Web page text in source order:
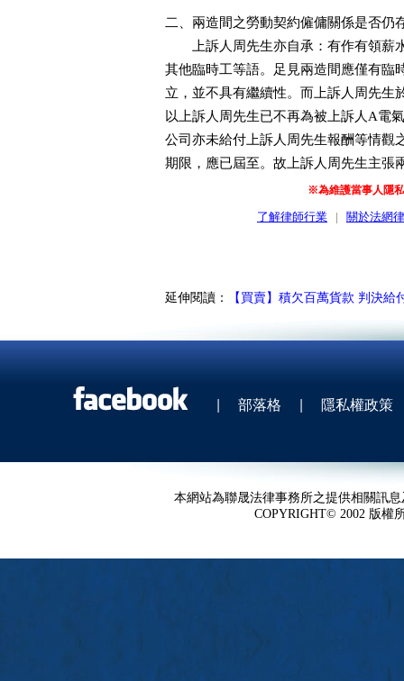
二、兩造間之勞動契約僱傭關係是否仍
上訴人周先生亦自承：有作有領薪
其他臨時工等語。足見兩造間應僅有臨
立，並不具有繼續性。而上訴人周先生
以上訴人周先生已不再為被上訴人A電
公司亦未給付上訴人周先生報酬等情觀
期限，應已屆至。故上訴人周先生主張
※為維護當事人隱
了解律師行業 | 關於法網
延伸閱讀： 【買賣】積欠百萬貨款 判決給
| 部落格 | 隱私權政策
本網站為聯晟法律事務所之提供相關訊
COPYRIGHT© 2002 版權